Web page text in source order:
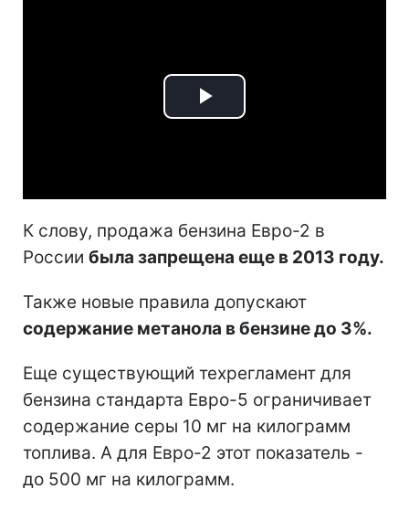
Play
К слову, продажа бензина Евро-2 в
России была запрещена еще в 2013 году.
Также новые правила допускают
содержание метанола в бензине до 3%.
Еще существующий техрегламент для
бензина стандарта Евро-5 ограничивает
содержание серы 10 мг на килограмм
топлива. А для Евро-2 этот показатель -
до 500 мг на килограмм.